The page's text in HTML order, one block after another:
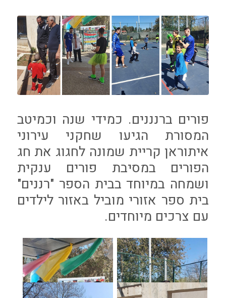
פורים ברנננים. כמידי שנה וכמיטב
המסורת הגיעו שחקני עירוני
איתוראן קריית שמונה לחגוג את חג
הפורים במסיבת פורים ענקית
ושמחה במיוחד בבית הספר "רננים"
בית ספר אזורי מוביל באזור לילדים
עם צרכים מיוחדים.